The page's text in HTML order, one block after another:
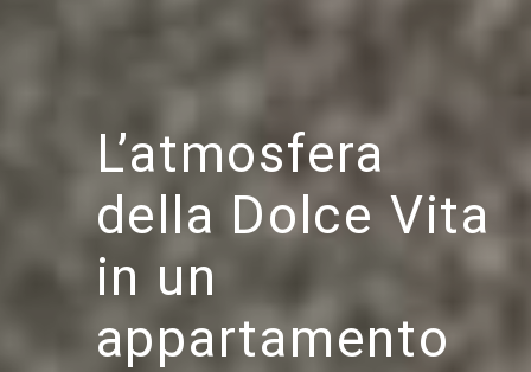
L’atmosfera
della Dolce Vita
in un
appartamento